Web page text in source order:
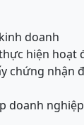
doanh
hiện hoạt
chứng nhận
doanh nghiệp